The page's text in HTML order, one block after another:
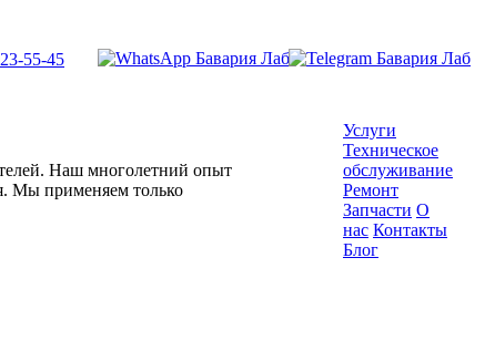
55-45
Наш многолетний опыт
Мы применяем только
Услуги
Техническое
обслуживание
Ремонт
Запчасти О
нас Контакты
Блог